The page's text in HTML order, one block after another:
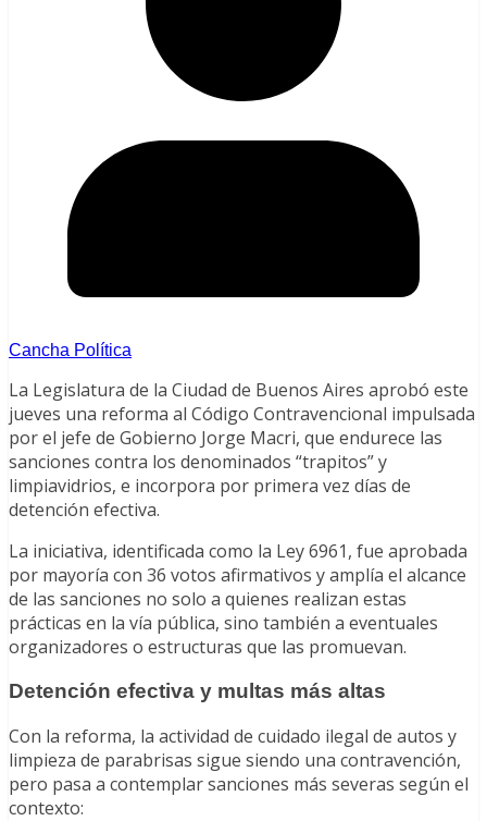
Cancha Política
La Legislatura de la Ciudad de Buenos Aires aprobó este
jueves una reforma al Código Contravencional impulsada
por el jefe de Gobierno Jorge Macri, que endurece las
sanciones contra los denominados “trapitos” y
limpiavidrios, e incorpora por primera vez días de
detención efectiva.
La iniciativa, identificada como la Ley 6961, fue aprobada
por mayoría con 36 votos afirmativos y amplía el alcance
de las sanciones no solo a quienes realizan estas
prácticas en la vía pública, sino también a eventuales
organizadores o estructuras que las promuevan.
Detención efectiva y multas más altas
Con la reforma, la actividad de cuidado ilegal de autos y
limpieza de parabrisas sigue siendo una contravención,
pero pasa a contemplar sanciones más severas según el
contexto: